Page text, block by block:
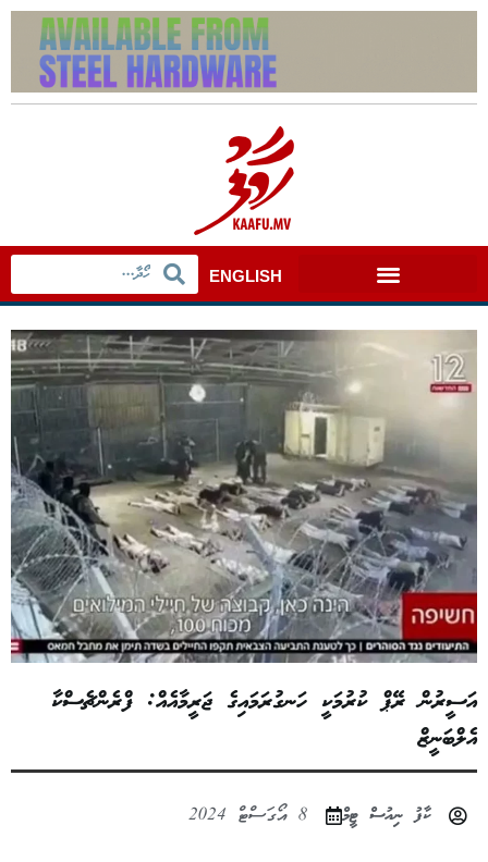
ENGLISH
އަސީރުން ރޭޕް ކުރުމަކީ ހަނގުރަމައިގެ ޖަރީމާއެއް: ފްރެންޗެސްކާ
އެލްބަނީޒް
ކާފު ނިއުސް ޓީމް 8 އޯގަސްޓް 2024